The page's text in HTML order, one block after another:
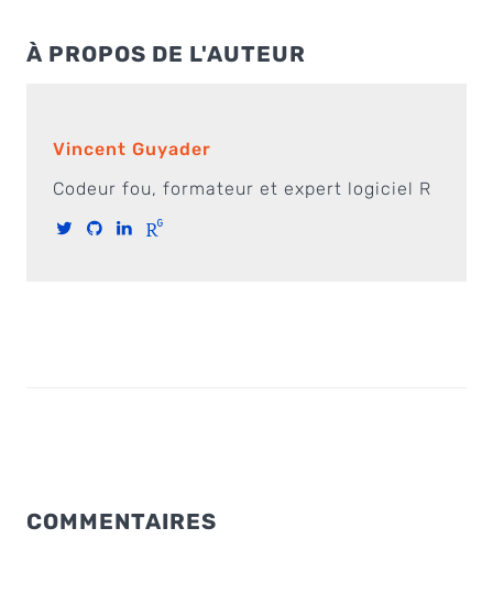
À PROPOS DE L'AUTEUR
Vincent Guyader
Codeur fou, formateur et expert logiciel R
COMMENTAIRES